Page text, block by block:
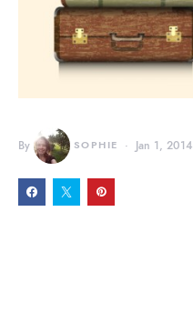
By SOPHIE Jan 1, 2014